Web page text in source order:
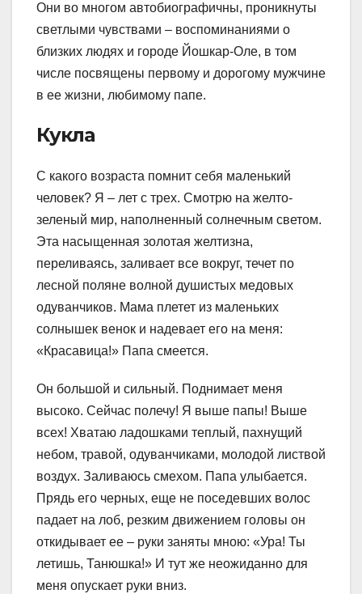
Они во многом автобиографичны, проникнуты
светлыми чувствами – воспоминаниями о
близких людях и городе Йошкар-Оле, в том
числе посвящены первому и дорогому мужчине
в ее жизни, любимому папе.
Кукла
С какого возраста помнит себя маленький
человек? Я – лет с трех. Смотрю на желто-
зеленый мир, наполненный солнечным светом.
Эта насыщенная золотая желтизна,
переливаясь, заливает все вокруг, течет по
лесной поляне волной душистых медовых
одуванчиков. Мама плетет из маленьких
солнышек венок и надевает его на меня:
«Красавица!» Папа смеется.
Он большой и сильный. Поднимает меня
высоко. Сейчас полечу! Я выше папы! Выше
всех! Хватаю ладошками теплый, пахнущий
небом, травой, одуванчиками, молодой листвой
воздух. Заливаюсь смехом. Папа улыбается.
Прядь его черных, еще не поседевших волос
падает на лоб, резким движением головы он
откидывает ее – руки заняты мною: «Ура! Ты
летишь, Танюшка!» И тут же неожиданно для
меня опускает руки вниз.